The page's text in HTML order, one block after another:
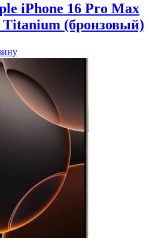
iPhone 16 Pro Max
Titanium (бронзовый)